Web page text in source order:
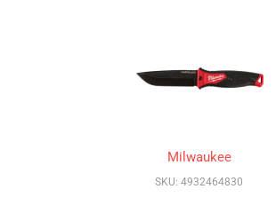
Milwaukee
SKU: 4932464830